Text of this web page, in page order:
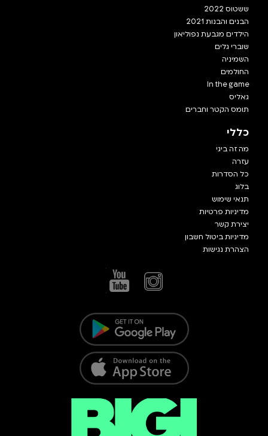
ששטוס 2022
הבנים והבנות 2021
הילדים מגבעת נפוליאון
שוברי גלים
השמיניה
החולמים
In the game
גאליס
תומס הקטר וחברים
כללי
מה זה ביגי
עזרה
כל הסדרות
בלוג
תנאי שימוש
מדיניות פרטיות
יצירת קשר
מדיניות ביטול חשבון
הצהרת נגישות